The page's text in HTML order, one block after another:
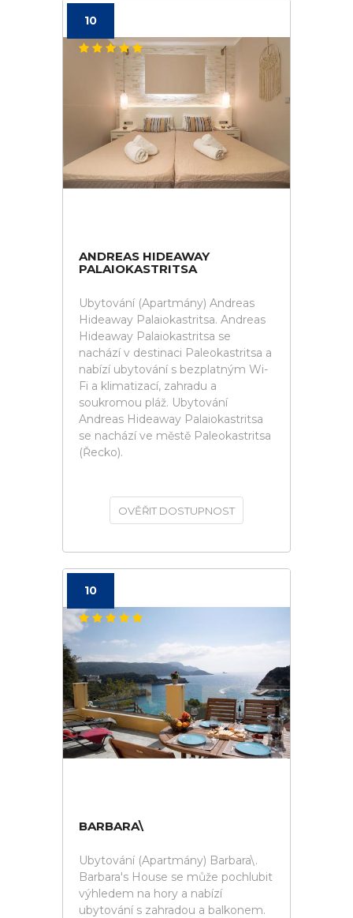
10
ANDREAS HIDEAWAY
PALAIOKASTRITSA
Ubytování (Apartmány) Andreas
Hideaway Palaiokastritsa. Andreas
Hideaway Palaiokastritsa se
nachází v destinaci Paleokastritsa a
nabízí ubytování s bezplatným Wi-
Fi a klimatizací, zahradu a
soukromou pláž. Ubytování
Andreas Hideaway Palaiokastritsa
se nachází ve městě Paleokastritsa
(Řecko).
OVĚŘIT DOSTUPNOST
10
BARBARA\
Ubytování (Apartmány) Barbara\.
Barbara's House se může pochlubit
výhledem na hory a nabízí
ubytování s zahradou a balkonem.